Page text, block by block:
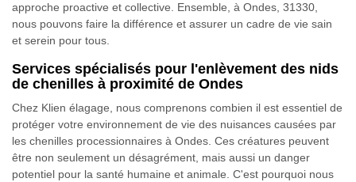
approche proactive et collective. Ensemble, à Ondes, 31330,
nous pouvons faire la différence et assurer un cadre de vie sain
et serein pour tous.
Services spécialisés pour l'enlèvement des nids
de chenilles à proximité de Ondes
Chez Klien élagage, nous comprenons combien il est essentiel de
protéger votre environnement de vie des nuisances causées par
les chenilles processionnaires à Ondes. Ces créatures peuvent
être non seulement un désagrément, mais aussi un danger
potentiel pour la santé humaine et animale. C'est pourquoi nous